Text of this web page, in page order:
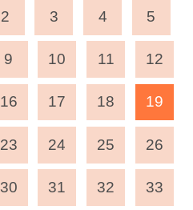
2 3 4 5
9 10 11 12
16 17 18 19
23 24 25 26
30 31 32 33